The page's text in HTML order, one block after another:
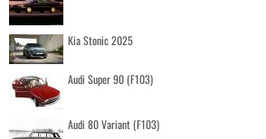
Kia Stonic 2025
Audi Super 90 (F103)
Audi 80 Variant (F103)